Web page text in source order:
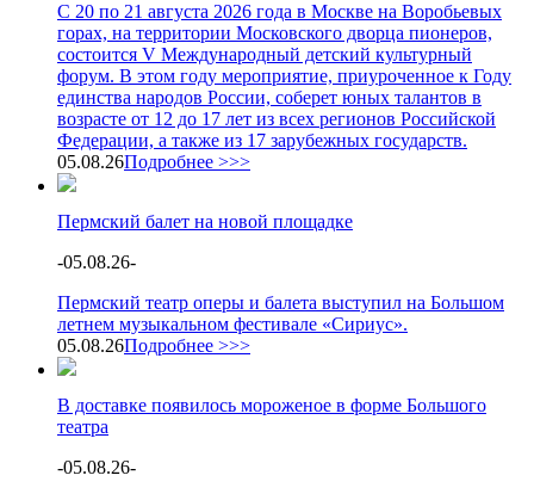
С 20 по 21 августа 2026 года в Москве на Воробьевых
горах, на территории Московского дворца пионеров,
состоится V Международный детский культурный
форум. В этом году мероприятие, приуроченное к Году
единства народов России, соберет юных талантов в
возрасте от 12 до 17 лет из всех регионов Российской
Федерации, а также из 17 зарубежных государств.
05.08.26Подробнее >>>
Пермский балет на новой площадке
-05.08.26-
Пермский театр оперы и балета выступил на Большом
летнем музыкальном фестивале «Сириус».
05.08.26Подробнее >>>
В доставке появилось мороженое в форме Большого
театра
-05.08.26-